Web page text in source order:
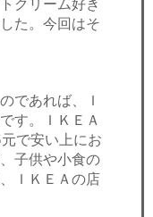
クリーム好き
た。今回はそ
であれば、Ｉ
す。ＩＫＥＡ
で安い上にお
子供や小食の
ＩＫＥＡの店